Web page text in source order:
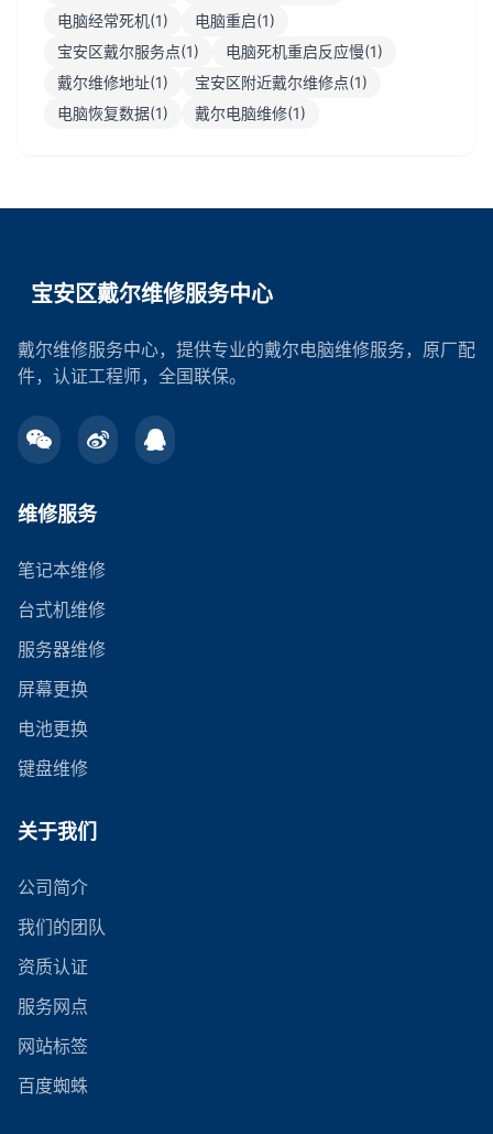
电脑经常死机(1)
电脑重启(1)
宝安区戴尔服务点(1)
电脑死机重启反应慢(1)
戴尔维修地址(1)
宝安区附近戴尔维修点(1)
电脑恢复数据(1)
戴尔电脑维修(1)
宝安区戴尔维修服务中心
戴尔维修服务中心，提供专业的戴尔电脑维修服务，原厂配
件，认证工程师，全国联保。
维修服务
笔记本维修
台式机维修
服务器维修
屏幕更换
电池更换
键盘维修
关于我们
公司简介
我们的团队
资质认证
服务网点
网站标签
百度蜘蛛